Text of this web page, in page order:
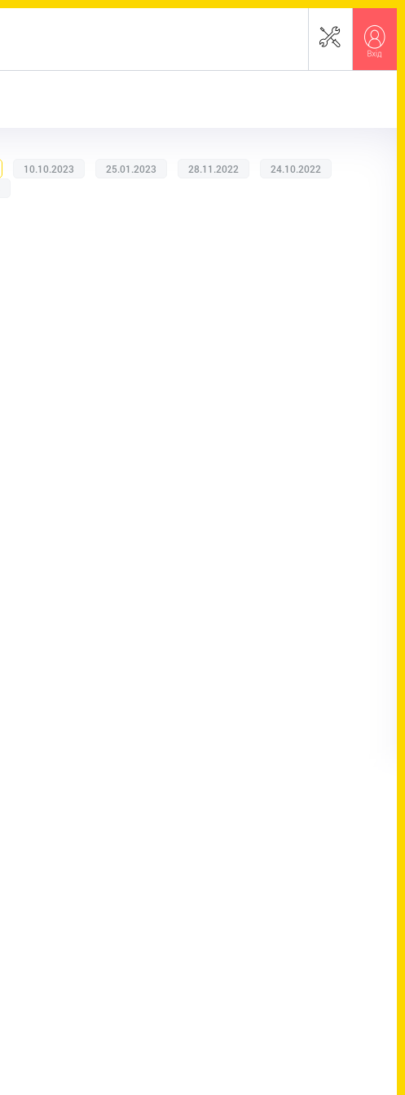
10.10.2023 25.01.2023 28.11.2022
24.10.2022